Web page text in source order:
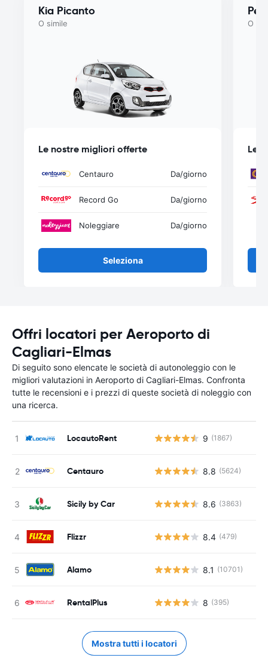
Kia Picanto
O simile
Le nostre migliori offerte
Centauro Da/giorno
Record Go Da/giorno
Noleggiare Da/giorno
Seleziona
O
Le
Offri locatori per Aeroporto di
Cagliari-Elmas
Di seguito sono elencate le società di autonoleggio con le
migliori valutazioni in Aeroporto di Cagliari-Elmas. Confronta
tutte le recensioni e i prezzi di queste società di noleggio con
una ricerca.
LocautoRent 9 (1867)
Centauro 8.8 (5624)
Sicily by Car 8.6 (3863)
Flizzr 8.4 (479)
Alamo 8.1 (10701)
RentalPlus 8 (395)
Mostra tutti i locatori